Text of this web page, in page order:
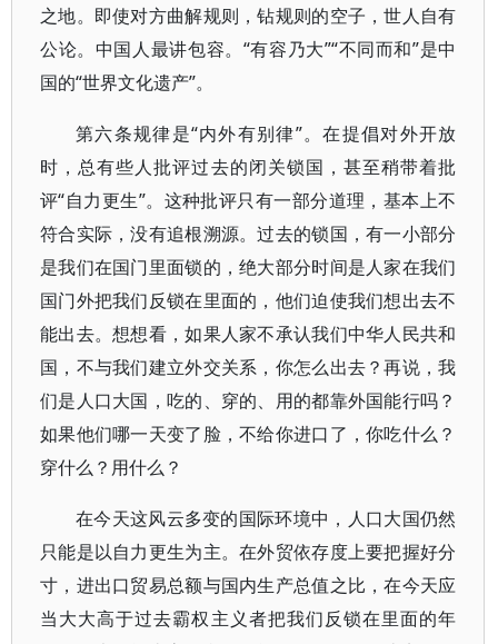
之地。即使对方曲解规则，钻规则的空子，世人自有
公论。中国人最讲包容。“有容乃大”“不同而和”是中
国的“世界文化遗产”。
第六条规律是“内外有别律”。在提倡对外开放
时，总有些人批评过去的闭关锁国，甚至稍带着批
评“自力更生”。这种批评只有一部分道理，基本上不
符合实际，没有追根溯源。过去的锁国，有一小部分
是我们在国门里面锁的，绝大部分时间是人家在我们
国门外把我们反锁在里面的，他们迫使我们想出去不
能出去。想想看，如果人家不承认我们中华人民共和
国，不与我们建立外交关系，你怎么出去？再说，我
们是人口大国，吃的、穿的、用的都靠外国能行吗？
如果他们哪一天变了脸，不给你进口了，你吃什么？
穿什么？用什么？
在今天这风云多变的国际环境中，人口大国仍然
只能是以自力更生为主。在外贸依存度上要把握好分
寸，进出口贸易总额与国内生产总值之比，在今天应
当大大高于过去霸权主义者把我们反锁在里面的年